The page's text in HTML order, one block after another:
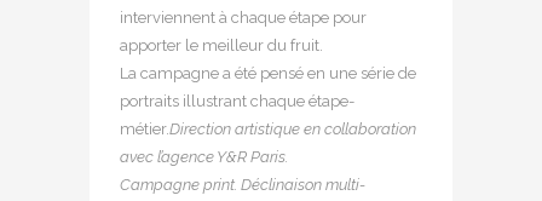
interviennent à chaque étape pour
apporter le meilleur du fruit.
La campagne a été pensé en une série de
portraits illustrant chaque étape-
métier.Direction artistique en collaboration
avec l’agence Y&R Paris.
Campagne print. Déclinaison multi-